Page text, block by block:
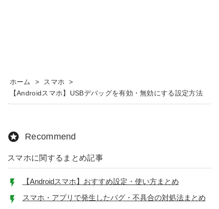
ホーム > スマホ
>
【Androidスマホ】USBデバッグを有効・無効にする設定方法
Recommend
スマホに関するまとめ記事
【Androidスマホ】おすすめ設定・使い方まとめ
スマホ・アプリで発生したバグ・不具合の対処法まとめ